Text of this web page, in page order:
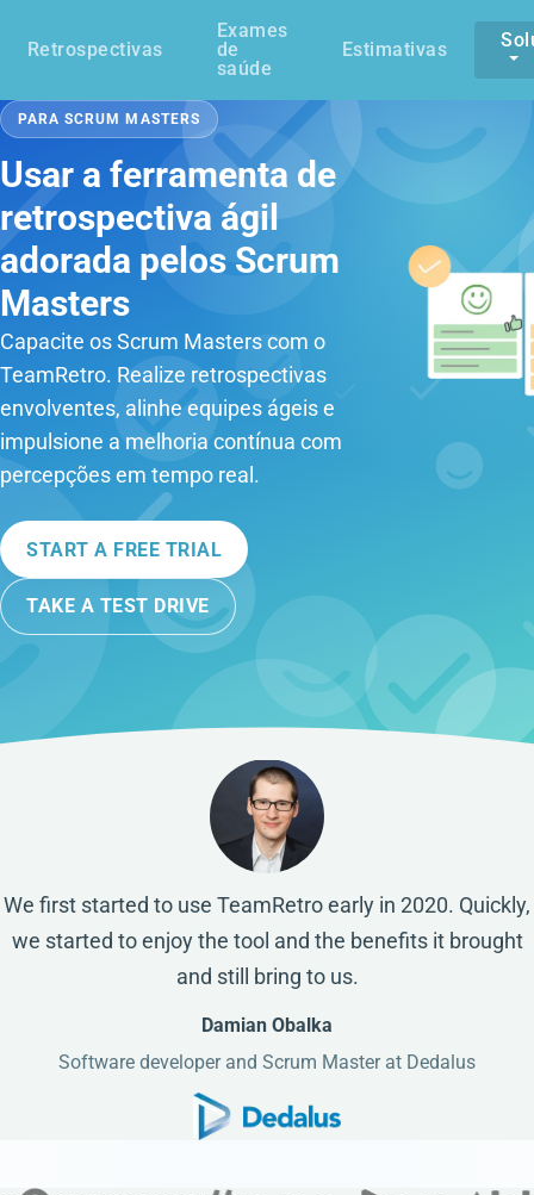
Retrospectivas
Exames
de
saúde
Estimativas
PARA SCRUM MASTERS
Usar a ferramenta de
retrospectiva ágil
adorada pelos Scrum
Masters
Capacite os Scrum Masters com o
TeamRetro. Realize retrospectivas
envolventes, alinhe equipes ágeis e
impulsione a melhoria contínua com
percepções em tempo real.
START A FREE TRIAL
TAKE A TEST DRIVE
We first started to use TeamRetro early in 2020. Quickly,
we started to enjoy the tool and the benefits it brought
and still bring to us.
Damian Obalka
Software developer and Scrum Master at Dedalus